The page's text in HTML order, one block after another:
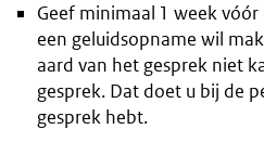
Geef minimaal 1 week
een geluidsopname wil
aard van het gesprek niet
gesprek. Dat doet u bij de
gesprek hebt.